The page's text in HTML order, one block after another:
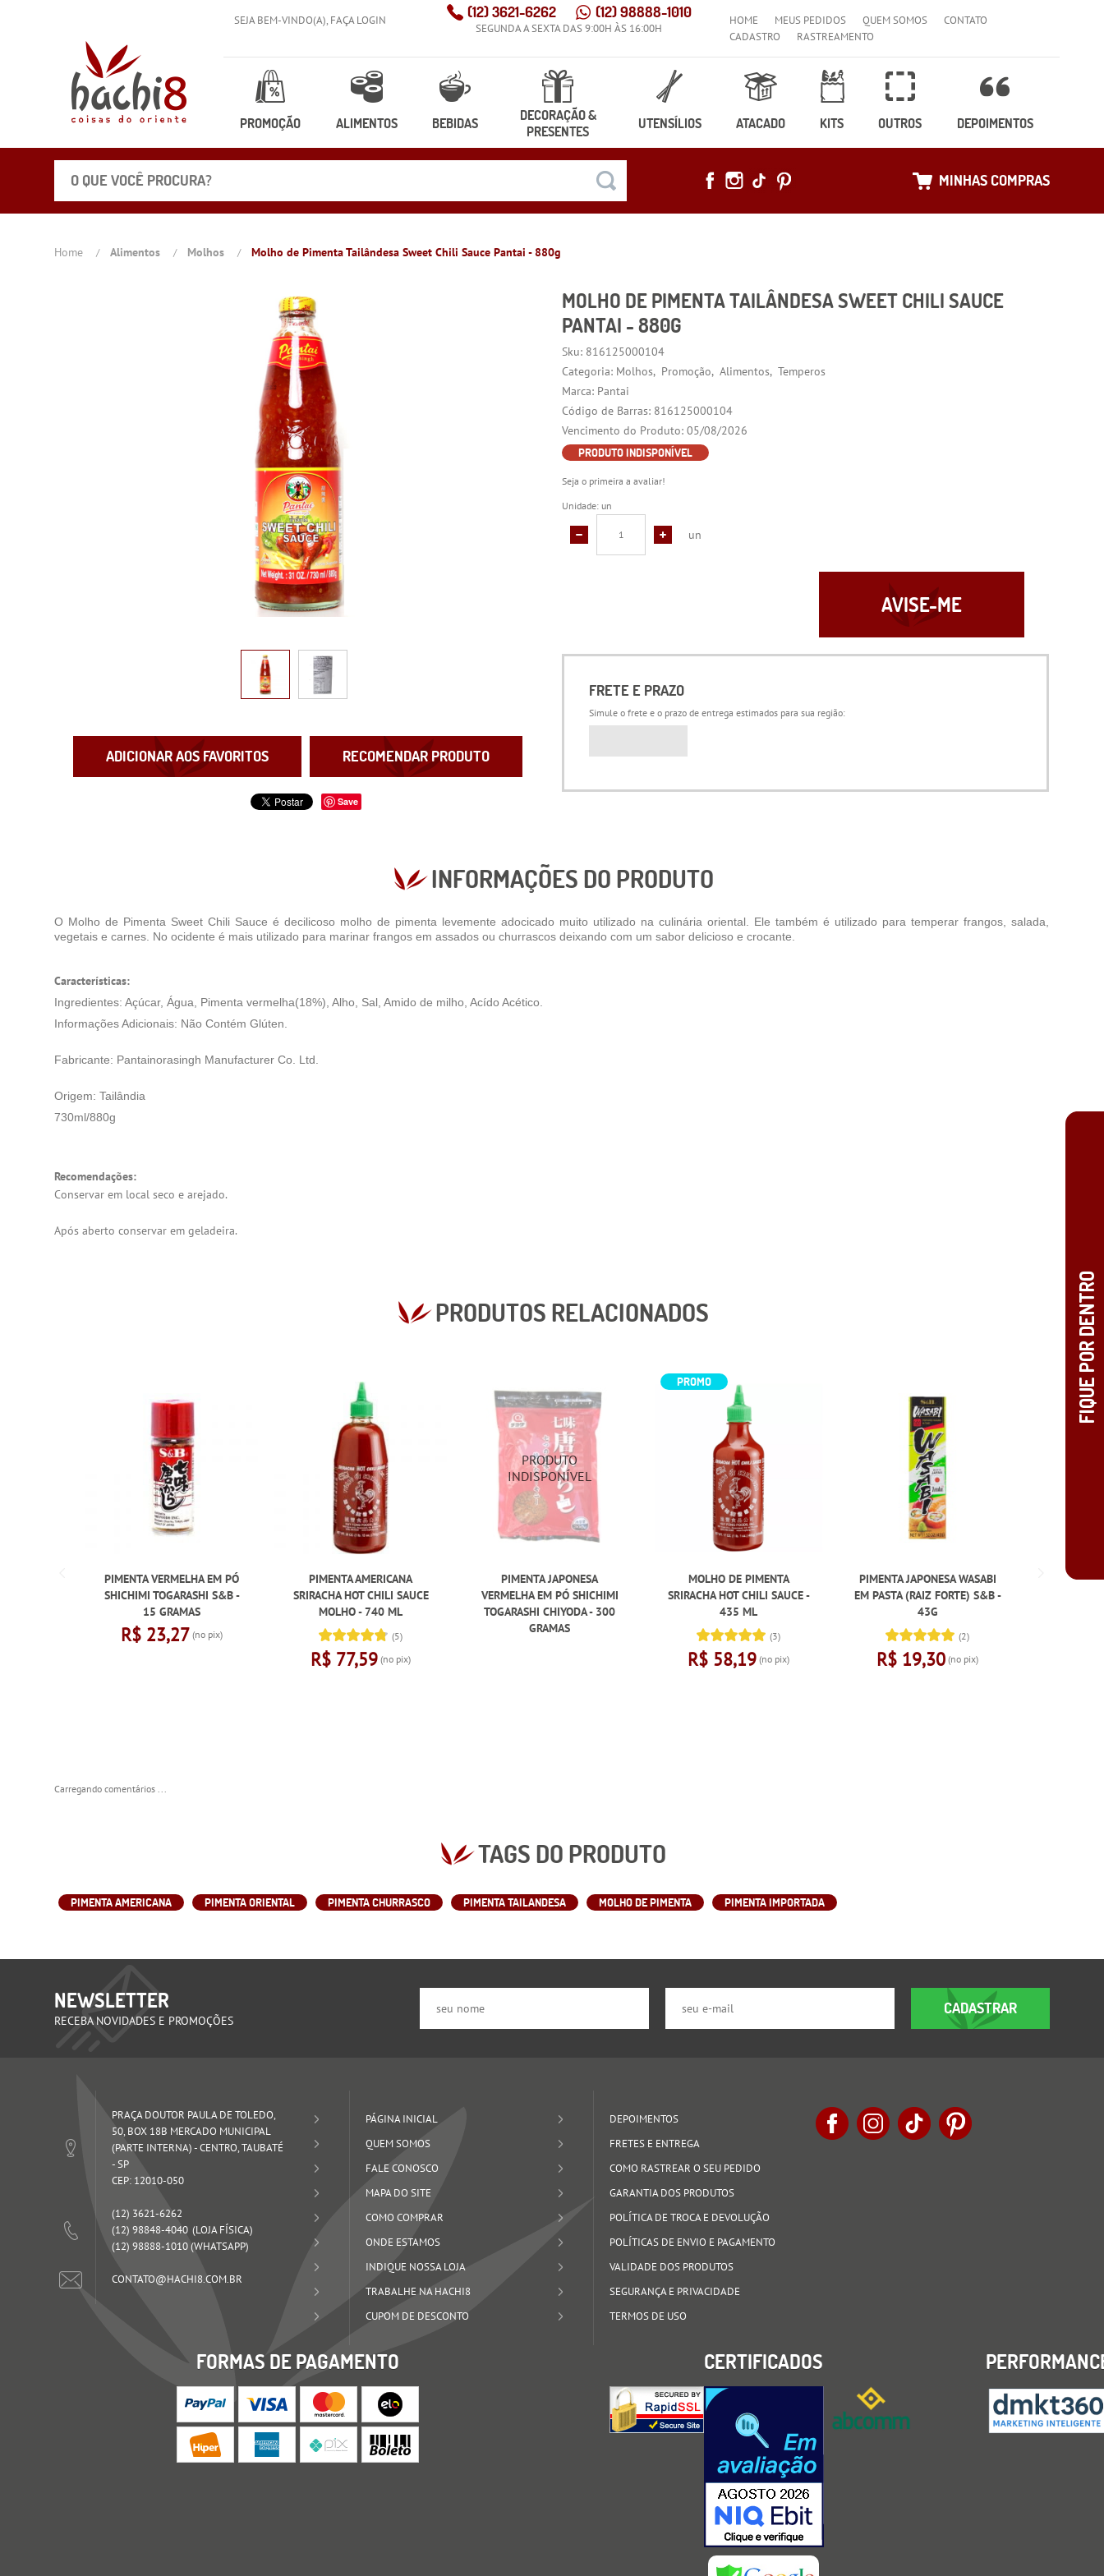
SEJA BEM-VINDO(A), FAÇA LOGIN (12)3621-6262 (12)98888-1010
SEGUNDA A SEXTA DAS 9:00H ÀS 16:00H
HOME MEUS PEDIDOS QUEM SOMOS
CONTATO
CADASTRO
RASTREAMENTO
PROMOÇÃO ALIMENTOS BEBIDAS
DECORAÇÃO &
PRESENTES
UTENSÍLIOS ATACADO KITS OUTROS DEPOIMENTOS
MINHAS COMPRAS
Home Alimentos Molhos Molho de Pimenta Tailândesa Sweet Chili Sauce Pantai - 880g
ADICIONAR AOS FAVORITOS RECOMENDAR PRODUTO
Save
MOLHO DE PIMENTA TAILÂNDESA SWEET CHILI SAUCE
PANTAI - 880G
Sku: 816125000104
Categoria: Molhos Promoção Alimentos
Temperos
Marca: Pantai
Código de Barras: 816125000104
Vencimento do Produto:05/08/2026
PRODUTO INDISPONÍVEL
Seja o primeira a avaliar!
Unidade: un
un
AVISE-ME
FRETE E PRAZO
Simule o frete e o prazo de entrega estimados para sua região:
INFORMAÇÕES DO PRODUTO
O Molho de Pimenta Sweet Chili Sauce é decilicoso molho de pimenta levemente adocicado muito utilizado na culinária oriental. Ele também é utilizado para temperar frangos, salada,
vegetais e carnes. No ocidente é mais utilizado para marinar frangos em assados ou churrascos deixando com um sabor delicioso e crocante.
Características:
Ingredientes: Açúcar, Água, Pimenta vermelha(18%), Alho, Sal, Amido de milho, Acído Acético.
Informações Adicionais: Não Contém Glúten.
Fabricante: Pantainorasingh Manufacturer Co. Ltd.
Origem: Tailândia
730ml/880g
Recomendações:
Conservar em local seco e arejado.
Após aberto conservar em geladeira.
PRODUTOS RELACIONADOS
PIMENTA VERMELHA EM PÓ
SHICHIMI TOGARASHI S&B -
15 GRAMAS
R$ 23,27 (no pix)
PIMENTA AMERICANA
SRIRACHA HOT CHILI SAUCE
MOLHO - 740 ML
(5)
R$ 77,59 (no pix)
PIMENTA JAPONESA
VERMELHA EM PÓ SHICHIMI
TOGARASHI CHIYODA - 300
GRAMAS
PROMO
MOLHO DE PIMENTA
SRIRACHA HOT CHILI SAUCE -
435 ML
(3)
R$ 58,19 (no pix)
PIMENTA JAPONESA WASABI
EM PASTA (RAIZ FORTE) S&B -
43G
(2)
R$ 19,30 (no pix)
TEMPERO
Carregando comentários ...
TAGS DO PRODUTO
PIMENTA AMERICANA PIMENTA ORIENTAL PIMENTA CHURRASCO PIMENTA TAILANDESA MOLHO DE PIMENTA PIMENTA IMPORTADA
NEWSLETTER
RECEBA NOVIDADES E PROMOÇÕES
CADASTRAR
PRAÇA DOUTOR PAULA DE TOLEDO,
50, BOX 18B MERCADO MUNICIPAL
(PARTE INTERNA)-CENTRO, TAUBATÉ
-SP
CEP: 12010-050
(12) 3621-6262
(12) 98848-4040
(12) 98888-1010(WHATSAPP)
CONTATO@HACHI8.COM.BR
PÁGINA INICIAL
QUEM SOMOS
FALE CONOSCO
MAPA DO SITE
COMO COMPRAR
ONDE ESTAMOS
INDIQUE NOSSA LOJA
TRABALHE NA HACHI8
CUPOM DE DESCONTO
DEPOIMENTOS
FRETES E ENTREGA
COMO RASTREAR O SEU PEDIDO
GARANTIA DOS PRODUTOS
POLÍTICA DE TROCA E DEVOLUÇÃO
POLÍTICAS DE ENVIO E PAGAMENTO
VALIDADE DOS PRODUTOS
SEGURANÇA E PRIVACIDADE
TERMOS DE USO
FORMAS DE PAGAMENTO CERTIFICADOS